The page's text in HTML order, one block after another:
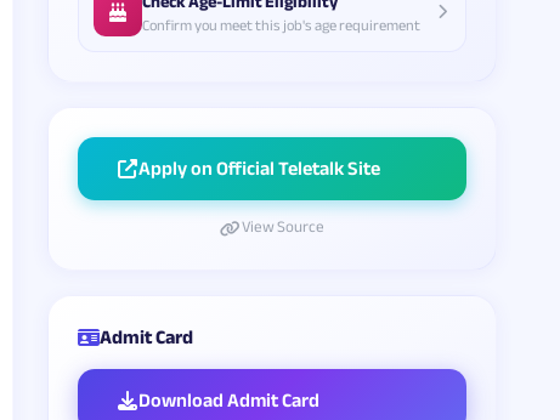
Confirm you meet this job's age requirement
Apply on Official Teletalk Site
View Source
Admit Card
Download Admit Card